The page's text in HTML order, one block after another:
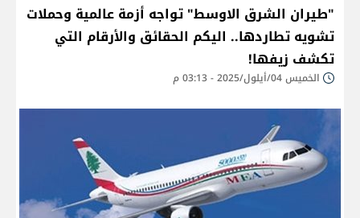
"طيران الشرق الاوسط" تواجه أزمة عالمية وحملات
تشويه تطاردها.. اليكم الحقائق والأرقام التي
تكشف زيفها!
الخميس 04/أيلول/2025 - 03:13 م